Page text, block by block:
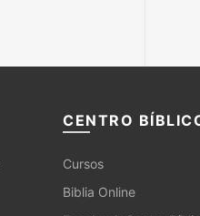
CENTRO
Cursos
Biblia Online